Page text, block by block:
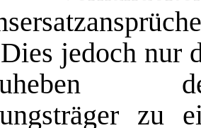
jedoch nur
zu